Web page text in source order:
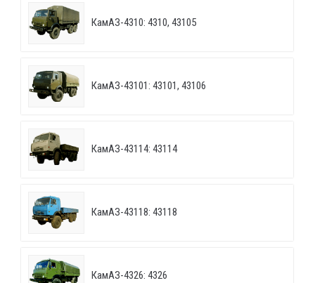
КамАЗ-4310: 4310, 43105
КамАЗ-43101: 43101, 43106
КамАЗ-43114: 43114
КамАЗ-43118: 43118
КамАЗ-4326: 4326